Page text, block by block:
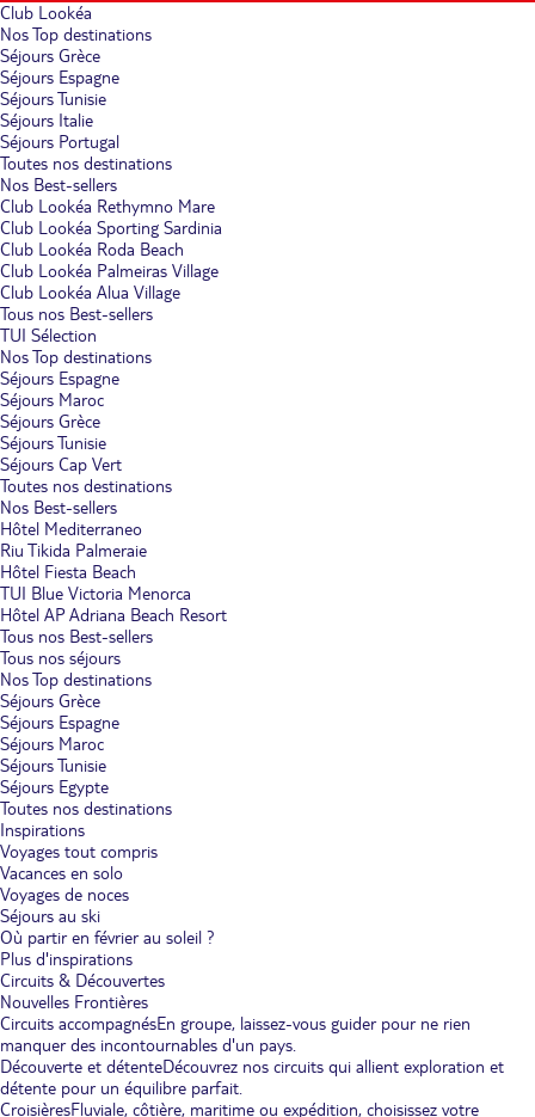
Club Lookéa
Nos Top destinations
Séjours Grèce
Séjours Espagne
Séjours Tunisie
Séjours Italie
Séjours Portugal
Toutes nos destinations
Nos Best-sellers
Club Lookéa Rethymno Mare
Club Lookéa Sporting Sardinia
Club Lookéa Roda Beach
Club Lookéa Palmeiras Village
Club Lookéa Alua Village
Tous nos Best-sellers
TUI Sélection
Nos Top destinations
Séjours Espagne
Séjours Maroc
Séjours Grèce
Séjours Tunisie
Séjours Cap Vert
Toutes nos destinations
Nos Best-sellers
Hôtel Mediterraneo
Riu Tikida Palmeraie
Hôtel Fiesta Beach
TUI Blue Victoria Menorca
Hôtel AP Adriana Beach Resort
Tous nos Best-sellers
Tous nos séjours
Nos Top destinations
Séjours Grèce
Séjours Espagne
Séjours Maroc
Séjours Tunisie
Séjours Egypte
Toutes nos destinations
Inspirations
Voyages tout compris
Vacances en solo
Voyages de noces
Séjours au ski
Où partir en février au soleil ?
Plus d'inspirations
Circuits & Découvertes
Nouvelles Frontières
Circuits accompagnésEn groupe, laissez-vous guider pour ne rien
manquer des incontournables d'un pays.
Découverte et détenteDécouvrez nos circuits qui allient exploration et
détente pour un équilibre parfait.
CroisièresFluviale, côtière, maritime ou expédition, choisissez votre